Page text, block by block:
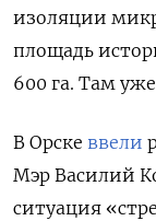
изоляции
площадь
600 га. Там
В Орске ввели
Мэр Василий
ситуация